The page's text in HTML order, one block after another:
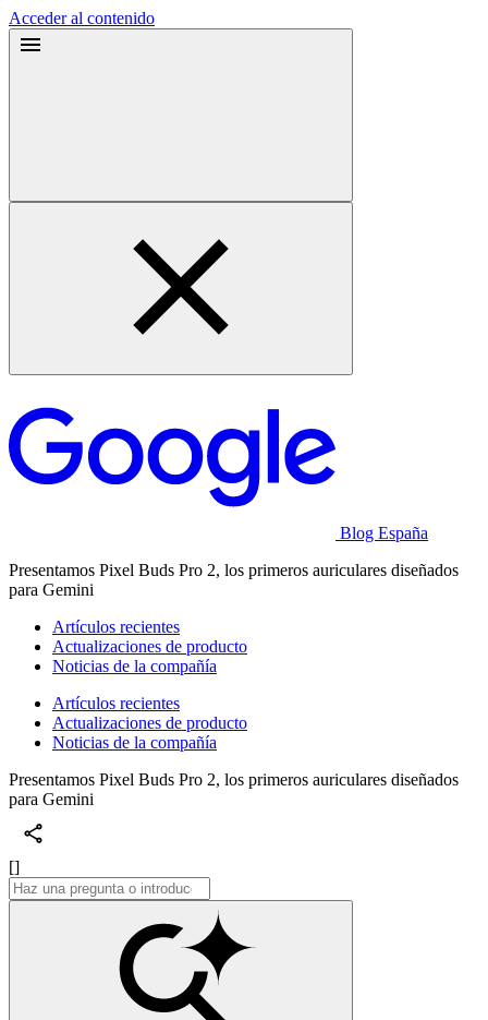
Acceder al contenido
Blog España
Presentamos Pixel Buds Pro 2, los primeros auriculares diseñados
para Gemini
Artículos recientes
Actualizaciones de producto
Noticias de la compañía
Artículos recientes
Actualizaciones de producto
Noticias de la compañía
Presentamos Pixel Buds Pro 2, los primeros auriculares diseñados
para Gemini
[]